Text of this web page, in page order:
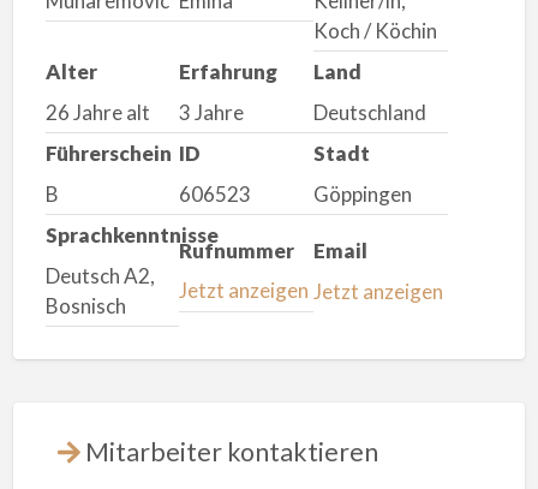
Koch / Köchin
Alter
26 Jahre alt
Erfahrung
3 Jahre
Land
Deutschland
Führerschein
B
ID
606523
Stadt
Göppingen
Sprachkenntnisse
Deutsch A2,
Bosnisch
Rufnummer
Jetzt anzeigen
Email
Jetzt anzeigen
Mitarbeiter kontaktieren